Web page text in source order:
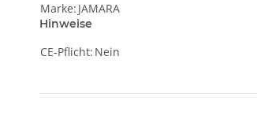
Marke: JAMARA
Hinweise
CE-Pflicht: Nein